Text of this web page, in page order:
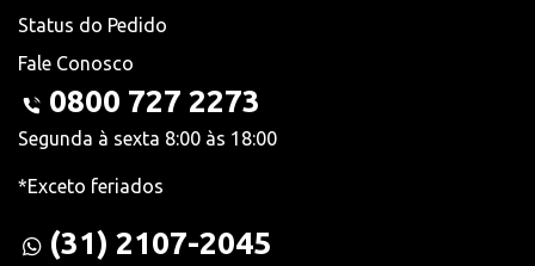
Status do Pedido
Fale Conosco
0800 727 2273
Segunda à sexta 8:00 às 18:00
*Exceto feriados
(31) 2107-2045